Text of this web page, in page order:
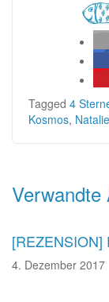
Tagged 4
Kosmos, Natalie
Verwandte
[REZENSION]
4. Dezember 2017